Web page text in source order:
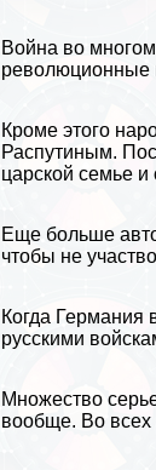
Война во
революционные
Кроме этого
Распутиным.
царской семье
Еще больше
чтобы не
Когда Германия
русскими
Множество
вообще. Во всех